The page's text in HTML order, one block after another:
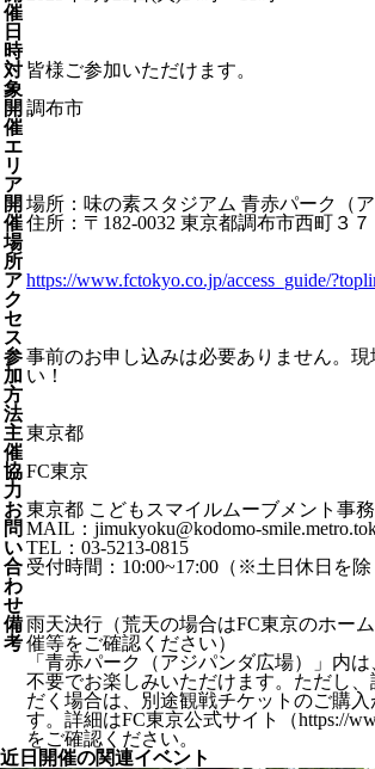
催
日
時
対
象
皆様ご参加いただけます。
開
催
エ
リ
ア
調布市
開
催
場
所
場所：味の素スタジアム 青赤パーク（ア
住所：〒182-0032 東京都調布市西町３７
ア
ク
セ
ス
https://www.fctokyo.co.jp/access_guide/
参
加
方
法
事前のお申し込みは必要ありません。現
い！
主
催
東京都
協
力
FC東京
お
問
い
合
わ
せ
東京都 こどもスマイルムーブメント事
MAIL：jimukyoku@kodomo-
TEL：03-5213-0815
受付時間：10:00~17:00（※土日休日を除
備
考
雨天決行（荒天の場合はFC東京のホー
催等をご確認ください）
「青赤パーク（アジパンダ広場）」内
不要でお楽しみいただけます。ただし
だく場合は、別途観戦チケットのご購入
す。詳細はFC東京公式サイト（https://
をご確認ください。
近日開催の関連イベント